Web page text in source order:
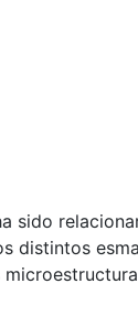
sido
distintos
en esmaltes